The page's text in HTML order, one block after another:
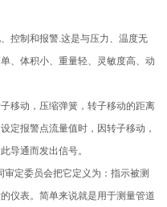
控制和报警.这是与压力、温度无
、体积小、重量轻、灵敏度高、动
移动，压缩弹簧，转子移动的距离
定报警点流量值时，因转子移动，
导通而发出信号。
定委员会把它定义为：指示被测
仪表。简单来说就是用于测量管道